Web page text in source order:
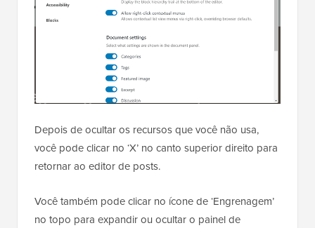
Depois de ocultar os recursos que você não usa,
você pode clicar no ‘X’ no canto superior direito para
retornar ao editor de posts.
Você também pode clicar no ícone de ‘Engrenagem’
no topo para expandir ou ocultar o painel de